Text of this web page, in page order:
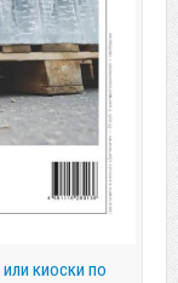
киоски по